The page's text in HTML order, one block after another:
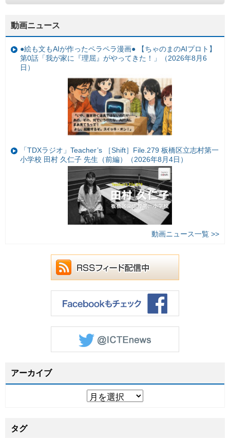
動画ニュース
●絵も文もAIが作ったペラペラ漫画● 【ちゃのまのAIプロト】
第0話「我が家に『理屈』がやってきた！」（2026年8月6
日）
「TDXラジオ」Teacher’s ［Shift］File.279 板橋区立志村第一
小学校 田村 久仁子 先生（前編）（2026年8月4日）
動画ニュース一覧 >>
アーカイブ
タグ